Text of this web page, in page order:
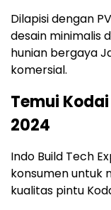
Dilapisi dengan
desain minimalis
hunian bergaya
komersial.
Temui
2024
Indo Build Tech
konsumen untuk
kualitas pintu